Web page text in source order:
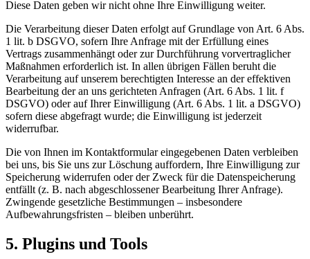
Diese Daten geben wir nicht ohne Ihre Einwilligung weiter.
Die Verarbeitung dieser Daten erfolgt auf Grundlage von Art. 6 Abs.
1 lit. b DSGVO, sofern Ihre Anfrage mit der Erfüllung eines
Vertrags zusammenhängt oder zur Durchführung vorvertraglicher
Maßnahmen erforderlich ist. In allen übrigen Fällen beruht die
Verarbeitung auf unserem berechtigten Interesse an der effektiven
Bearbeitung der an uns gerichteten Anfragen (Art. 6 Abs. 1 lit. f
DSGVO) oder auf Ihrer Einwilligung (Art. 6 Abs. 1 lit. a DSGVO)
sofern diese abgefragt wurde; die Einwilligung ist jederzeit
widerrufbar.
Die von Ihnen im Kontaktformular eingegebenen Daten verbleiben
bei uns, bis Sie uns zur Löschung auffordern, Ihre Einwilligung zur
Speicherung widerrufen oder der Zweck für die Datenspeicherung
entfällt (z. B. nach abgeschlossener Bearbeitung Ihrer Anfrage).
Zwingende gesetzliche Bestimmungen – insbesondere
Aufbewahrungsfristen – bleiben unberührt.
5. Plugins und Tools